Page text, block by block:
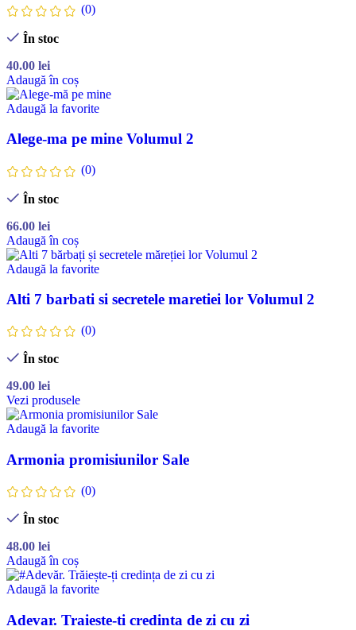
(0)
În stoc
40.00 lei
Adaugă în coș
Adaugă la favorite
Alege-ma pe mine Volumul 2
(0)
În stoc
66.00 lei
Adaugă în coș
Adaugă la favorite
Alti 7 barbati si secretele maretiei lor Volumul 2
(0)
În stoc
49.00 lei
Vezi produsele
Adaugă la favorite
Armonia promisiunilor Sale
(0)
În stoc
48.00 lei
Adaugă în coș
Adaugă la favorite
Adevar. Traieste-ti credinta de zi cu zi